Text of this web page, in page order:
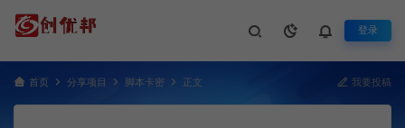
登录
首页 分享项目 脚本卡密 正文 我要投稿